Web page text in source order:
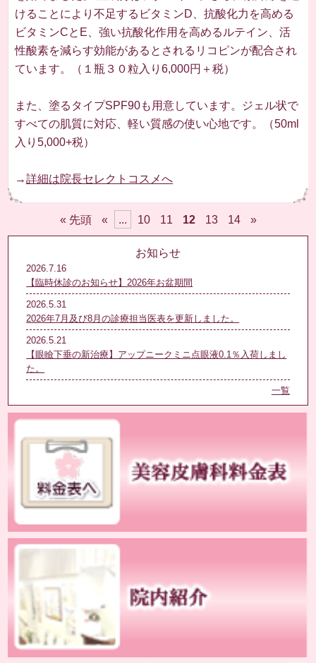
けることにより不足するビタミンD、抗酸化力を高める
ビタミンCとE、強い抗酸化作用を高めるルテイン、活
性酸素を減らす効能があるとされるリコピンが配合され
ています。（１瓶３０粒入り6,000円＋税）
また、塗るタイプSPF90も用意しています。ジェル状で
すべての肌質に対応、軽い質感の使い心地です。（50ml
入り5,000+税）
→詳細は院長セレクトコスメへ
« 先頭 « ... 10 11 12 13 14 »
お知らせ
2026.7.16
【臨時休診のお知らせ】2026年お盆期間
2026.5.31
2026年7月及び8月の診療担当医表を更新しました。
2026.5.21
【眼瞼下垂の新治療】アップニークミニ点眼液0.1％入荷しまし
た。
一覧